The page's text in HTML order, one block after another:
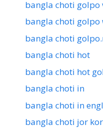
bangla choti golpo
bangla choti
bangla choti
bangla choti hot
bangla choti hot
bangla choti in
bangla choti in
bangla choti jor